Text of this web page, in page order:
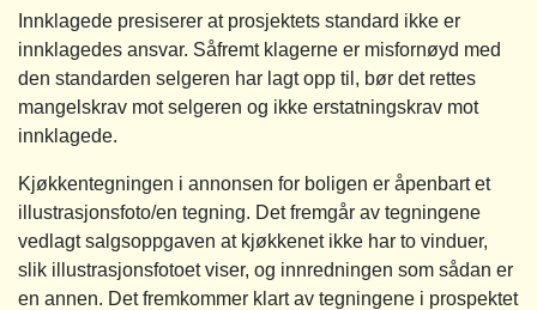
Innklagede presiserer at prosjektets standard ikke er
innklagedes ansvar. Såfremt klagerne er misfornøyd med
den standarden selgeren har lagt opp til, bør det rettes
mangelskrav mot selgeren og ikke erstatningskrav mot
innklagede.
Kjøkkentegningen i annonsen for boligen er åpenbart et
illustrasjonsfoto/en tegning. Det fremgår av tegningene
vedlagt salgsoppgaven at kjøkkenet ikke har to vinduer,
slik illustrasjonsfotoet viser, og innredningen som sådan er
en annen. Det fremkommer klart av tegningene i prospektet